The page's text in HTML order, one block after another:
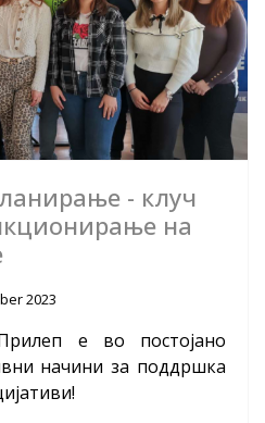
- клуч
на
2023
е во постојано
начини за поддршка